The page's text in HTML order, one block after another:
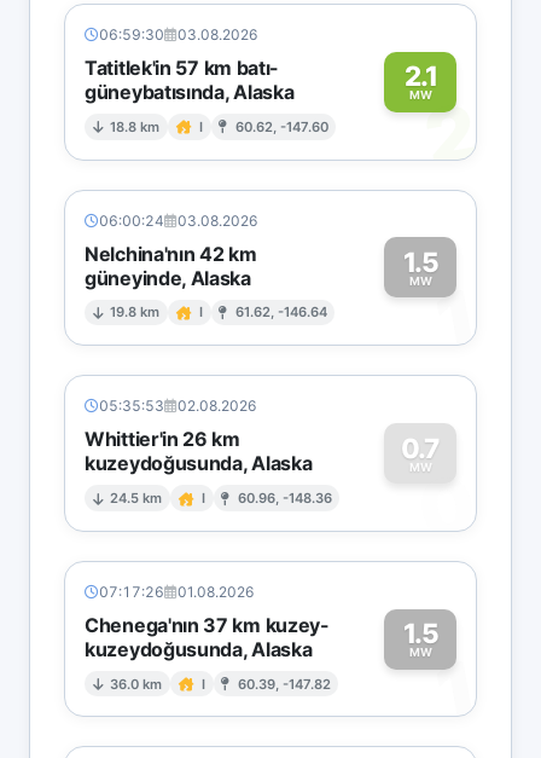
06:59:30 03.08.2026
Tatitlek'in 57 km batı-
güneybatısında, Alaska
18.8 km I 60.62, -147.60
2.1
MW
2
06:00:24 03.08.2026
Nelchina'nın 42 km
güneyinde, Alaska
19.8 km I 61.62, -146.64
1.5
MW1
05:35:53 02.08.2026
Whittier'in 26 km
kuzeydoğusunda, Alaska
24.5 km I 60.96, -148.36
0.7
MW
0
07:17:26 01.08.2026
Chenega'nın 37 km kuzey-
kuzeydoğusunda, Alaska
36.0 km I 60.39, -147.82
1.5
MW1